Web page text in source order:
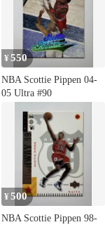
¥550
NBA Scottie Pippen 04-
05 Ultra #90
¥500
NBA Scottie Pippen 98-